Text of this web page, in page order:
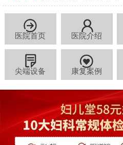
医院首页 医院介绍
尖端设备 康复案例